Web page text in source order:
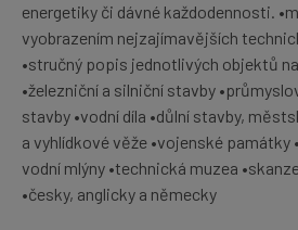
energetiky či dávné každodennosti.
vyobrazením nejzajímavějších
•stručný popis jednotlivých objektů
•železniční a silniční stavby
stavby •vodní díla •důlní stavby,
a vyhlídkové věže •vojenské památky
vodní mlýny •technická muzea
•česky, anglicky a německy